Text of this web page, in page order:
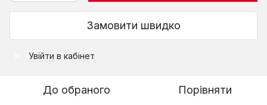
Замовити швидко
Увійти в кабінет
До обраного Порівняти